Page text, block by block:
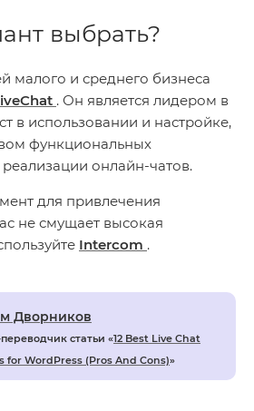
выбрать?
малого и среднего бизнеса
. Он является лидером в
в использовании и настройке,
функциональных
онлайн-чатов.
для привлечения
не смущает высокая
Intercom .
Дворников
статьи «12 Best Live Chat
for WordPress (Pros And Cons)»